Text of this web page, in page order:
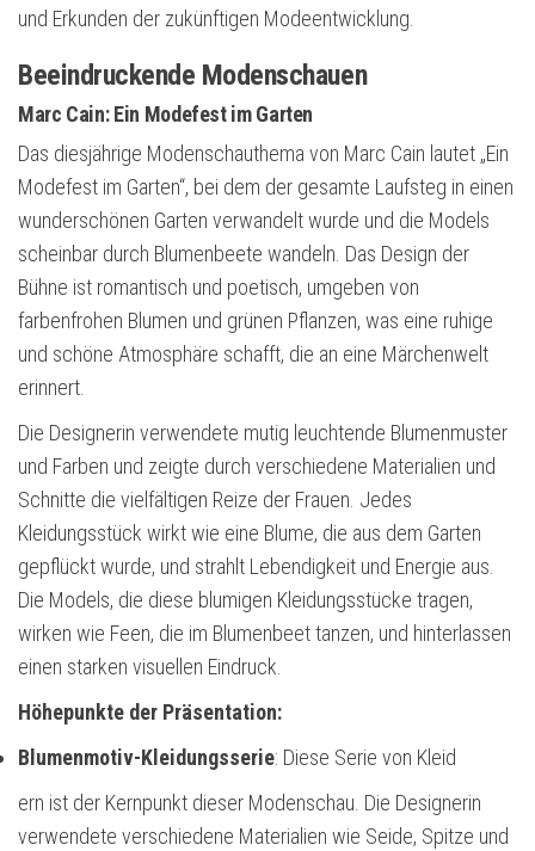
und Erkunden der zukünftigen Modeentwicklung.
Beeindruckende Modenschauen
Marc Cain: Ein Modefest im Garten
Das diesjährige Modenschauthema von Marc Cain lautet „Ein
Modefest im Garten“, bei dem der gesamte Laufsteg in einen
wunderschönen Garten verwandelt wurde und die Models
scheinbar durch Blumenbeete wandeln. Das Design der
Bühne ist romantisch und poetisch, umgeben von
farbenfrohen Blumen und grünen Pflanzen, was eine ruhige
und schöne Atmosphäre schafft, die an eine Märchenwelt
erinnert.
Die Designerin verwendete mutig leuchtende Blumenmuster
und Farben und zeigte durch verschiedene Materialien und
Schnitte die vielfältigen Reize der Frauen. Jedes
Kleidungsstück wirkt wie eine Blume, die aus dem Garten
gepflückt wurde, und strahlt Lebendigkeit und Energie aus.
Die Models, die diese blumigen Kleidungsstücke tragen,
wirken wie Feen, die im Blumenbeet tanzen, und hinterlassen
einen starken visuellen Eindruck.
Höhepunkte der Präsentation:
Blumenmotiv-Kleidungsserie: Diese Serie von Kleid
ern ist der Kernpunkt dieser Modenschau. Die Designerin
verwendete verschiedene Materialien wie Seide, Spitze und